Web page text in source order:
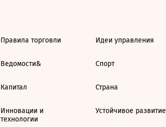
Правила торговли
Ведомости&
Капитал
Инновации и
технологии
Идеи управления
Спорт
Страна
Устойчивое развитие